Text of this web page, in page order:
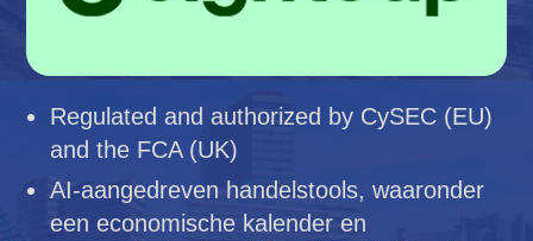
Regulated and authorized by CySEC (EU)
and the FCA (UK)
AI-aangedreven handelstools, waaronder
een economische kalender en